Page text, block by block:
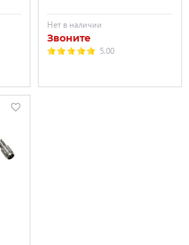
Нет в наличии
Звоните
5.00